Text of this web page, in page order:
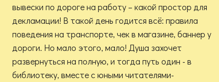
вывески по дороге на работу – какой простор для
декламации! В такой день годится всё: правила
поведения на транспорте, чек в магазине, баннер у
дороги. Но мало этого, мало! Душа захочет
развернуться на полную, и тогда путь один - в
библиотеку, вместе с юными читателями-